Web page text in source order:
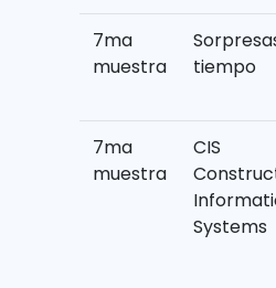
7ma
muestra
tiempo
7ma
muestra
CIS
Systems